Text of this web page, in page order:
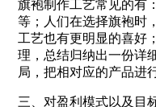
旗袍制作工艺常见的有
等；人们在选择旗袍时
工艺也有更明显的喜好
理，总结归纳出一份详
局，把相对应的产品进
三、对盈利模式以及目